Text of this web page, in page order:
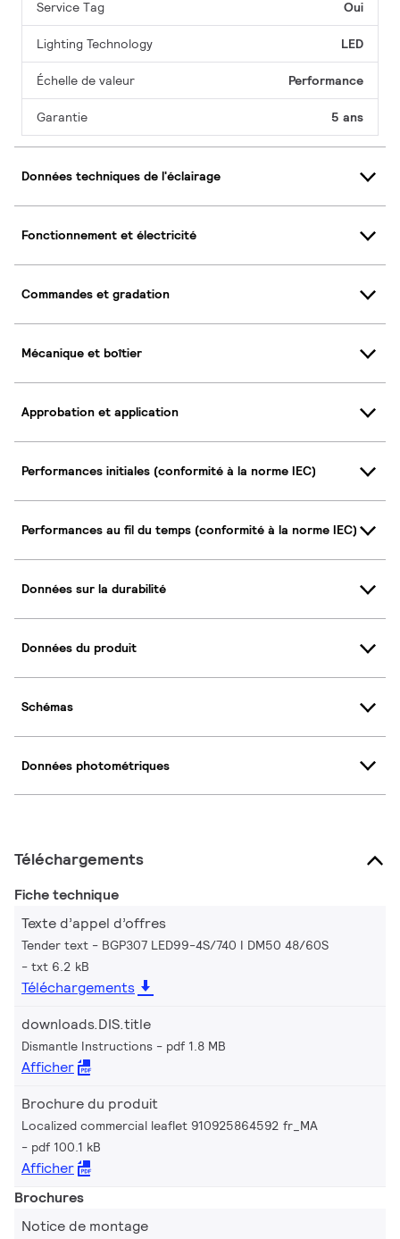
Service Tag Oui
Lighting Technology LED
Échelle de valeur Performance
Garantie 5 ans
Données techniques de l'éclairage
Fonctionnement et électricité
Commandes et gradation
Mécanique et boîtier
Approbation et application
Performances initiales (conformité à la norme IEC)
Performances au fil du temps (conformité à la norme IEC)
Données sur la durabilité
Données du produit
Schémas
Données photométriques
Téléchargements
Fiche technique
Texte d’appel d’offres
Tender text - BGP307 LED99-4S/740 I DM50 48/60S
txt 6.2 kB
Téléchargements
downloads.DIS.title
Dismantle Instructions pdf 1.8 MB
Afficher
Brochure du produit
Localized commercial leaflet 910925864592 fr_MA
pdf 100.1 kB
Afficher
Brochures
Notice de montage